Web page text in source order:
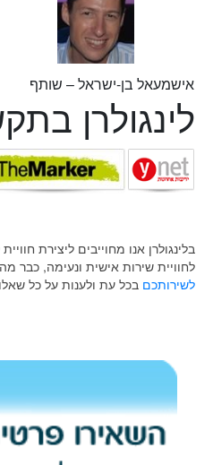
אישמעאל בן-ישראל – שותף
לינגולרן
בלינגולרן אנו מחוייבים ליצירת
לחוויית שירות אישית ונעימה, כבר
לשירותכם בכל עת ולענות על כל